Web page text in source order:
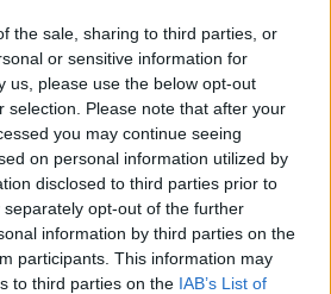
the sale, sharing to third parties, or
or sensitive information for
us, please use the below opt-out
selection. Please note that after your
you may continue seeing
on personal information utilized by
disclosed to third parties prior to
opt-out of the further
information by third parties on the
participants. This information may
to third parties on the IAB’s List of
(2)
Klaipėda
Kelininkai gali
patriukšmauti naktį:
remontuojama svarbi
eismo arterija (4)